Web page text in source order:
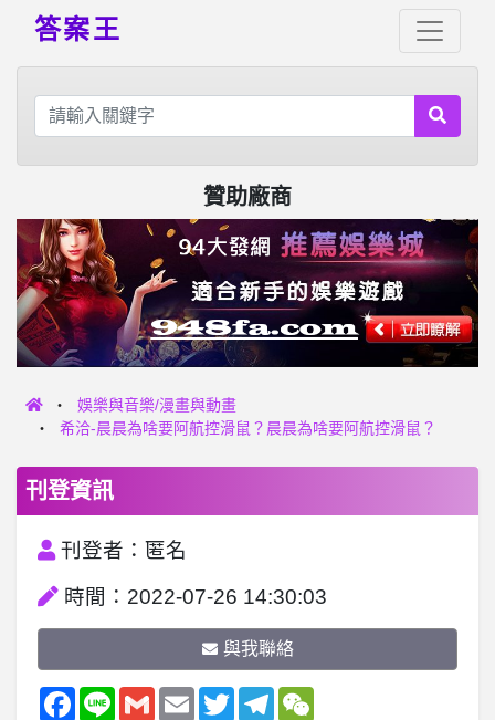
答案王
贊助廠商
娛樂與音樂/漫畫與動畫
希洽-晨晨為啥要阿航控滑鼠？晨晨為啥要阿航控滑鼠？
刊登資訊
刊登者：匿名
時間：2022-07-26 14:30:03
與我聯絡
Facebook
Line GmailEmail TwitterTelegramWeChat